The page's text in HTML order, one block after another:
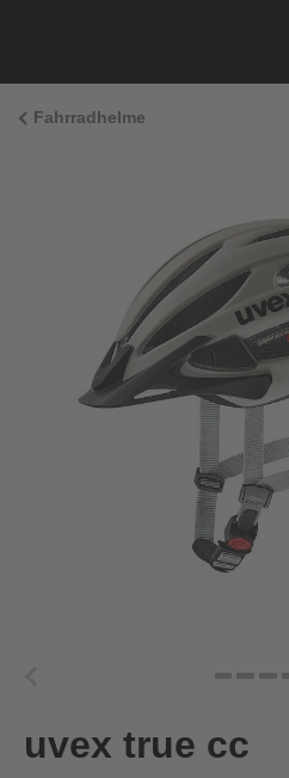
Fahrradhelme
uvex true cc